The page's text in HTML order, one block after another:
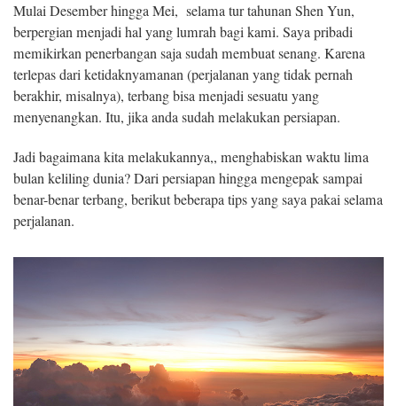
Mulai Desember hingga Mei, selama tur tahunan Shen Yun,
berpergian menjadi hal yang lumrah bagi kami. Saya pribadi
memikirkan penerbangan saja sudah membuat senang. Karena
terlepas dari ketidaknyamanan (perjalanan yang tidak pernah
berakhir, misalnya), terbang bisa menjadi sesuatu yang
menyenangkan. Itu, jika anda sudah melakukan persiapan.
Jadi bagaimana kita melakukannya,, menghabiskan waktu lima
bulan keliling dunia? Dari persiapan hingga mengepak sampai
benar-benar terbang, berikut beberapa tips yang saya pakai selama
perjalanan.